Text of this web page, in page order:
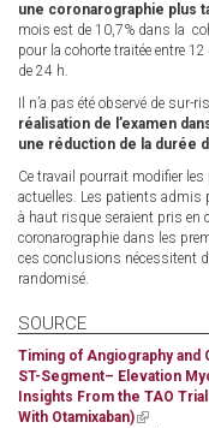
une coronarographie plus
mois est de 10,7% dans la
pour la cohorte traitée entre
de 24 h.
Il n’a pas été observé de
réalisation de l’examen
une réduction de la durée
Ce travail pourrait modifier
actuelles. Les patients
à haut risque seraient pris en
coronarographie dans les
ces conclusions nécessitent
randomisé.
SOURCE
Timing of Angiography and
ST-Segment– Elevation
Insights From the TAO
With Otamixaban)(link